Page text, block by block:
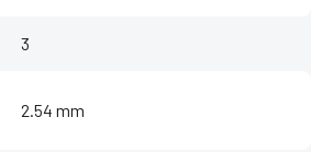
3
2.54 mm